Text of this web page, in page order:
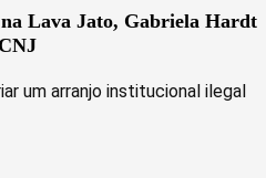
Lava Jato, Gabriela Hardt
um arranjo institucional ilegal